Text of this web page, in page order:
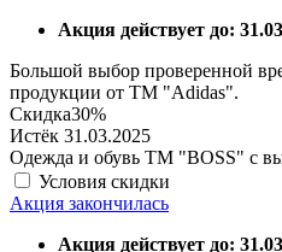
Акция действует до:
Большой выбор проверенной
продукции от ТМ "Adidas".
Скидка30%
Истёк 31.03.2025
Одежда и обувь ТМ "BOSS" с
Условия скидки
Акция закончилась
Акция действует до: